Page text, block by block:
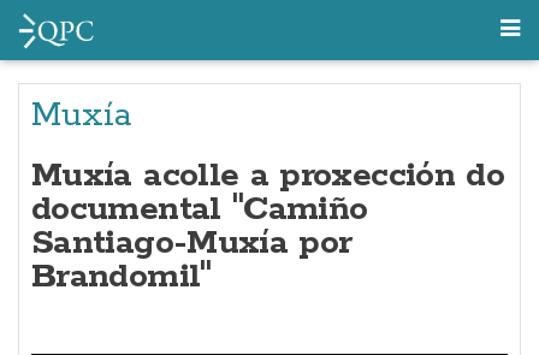
Muxía
Muxía acolle a proxección do
documental "Camiño
Santiago-Muxía por
Brandomil"